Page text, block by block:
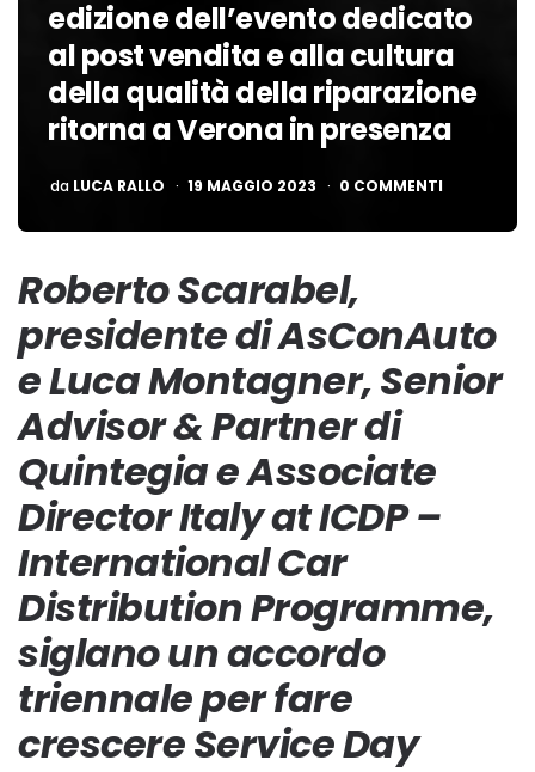
edizione dell’evento dedicato
al post vendita e alla cultura
della qualità della riparazione
ritorna a Verona in presenza
PUBBLICATO
da LUCA RALLO 19 MAGGIO 2023 0 COMMENTI
Roberto Scarabel,
presidente di AsConAuto
e Luca Montagner, Senior
Advisor & Partner di
Quintegia e Associate
Director Italy at ICDP –
International Car
Distribution Programme,
siglano un accordo
triennale per fare
crescere Service Day